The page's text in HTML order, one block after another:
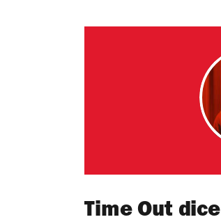
Time Out dice